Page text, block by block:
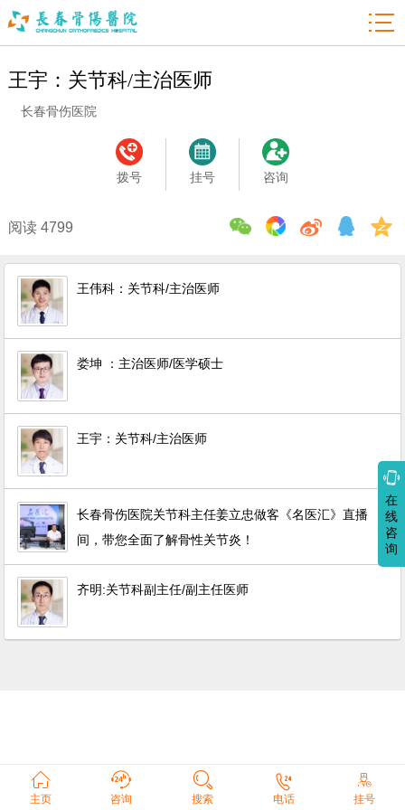

王宇：关节科/主治医师
长春骨伤医院
拨号 挂号 咨询
阅读 4799
王伟科：关节科/主治医师
娄坤 ：主治医师/医学硕士
王宇：关节科/主治医师
长春骨伤医院关节科主任姜立忠做客《名医汇》直播
间，带您全面了解骨性关节炎！
齐明:关节科副主任/副主任医师

主页

咨询

搜索

电话

挂号

在
线
咨
询